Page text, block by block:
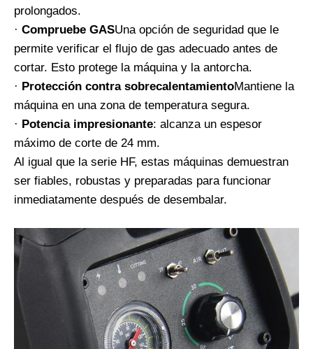
prolongados.
· Compruebe GASUna opción de seguridad que le
permite verificar el flujo de gas adecuado antes de
cortar. Esto protege la máquina y la antorcha.
· Protección contra sobrecalentamientoMantiene la
máquina en una zona de temperatura segura.
· Potencia impresionante: alcanza un espesor
máximo de corte de 24 mm.
Al igual que la serie HF, estas máquinas demuestran
ser fiables, robustas y preparadas para funcionar
inmediatamente después de desembalar.